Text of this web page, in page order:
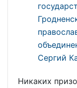
Сергий
Никаких